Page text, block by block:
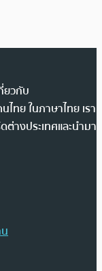
ยวกับ
ทย ในภาษาไทย เรา
างประเทศและนำมา